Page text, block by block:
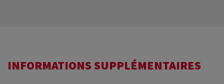
INFORMATIONS SUPPLÉMENTAIRES